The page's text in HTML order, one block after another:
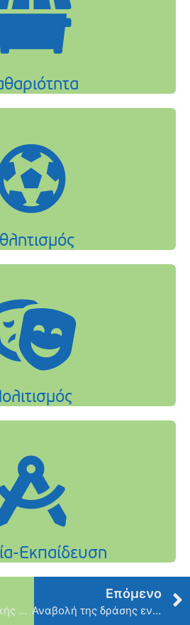
Συνεδρίαση Δημοτικής Επιτροπής – Παρασκευή 03 Απριλίου
Επόμενο
Αναβολή της δράσης ενίσχυσης του Κοινωνικού Παντοπωλείου